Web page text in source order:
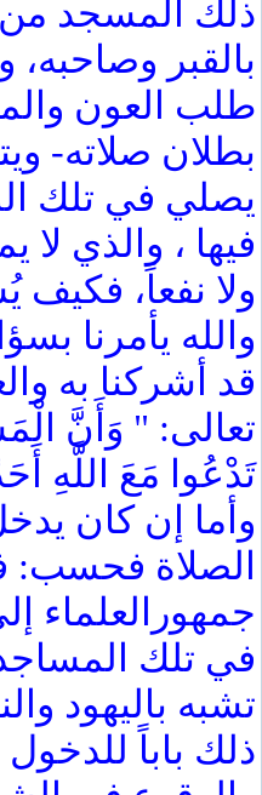
ذلك المسجد من
بالقبر وصاحبه، و
طلب العون
بطلان صلاته-
يصلي في تلك
فيها ، والذي لا
ولا نفعاً، فكيف
والله يأمرنا
قد أشركنا به
تعالى: " وَأَنَّ
وأما إن كان
الصلاة فحسب:
جمهورالعلماء
في تلك
تشبه باليهود
ذلك باباً